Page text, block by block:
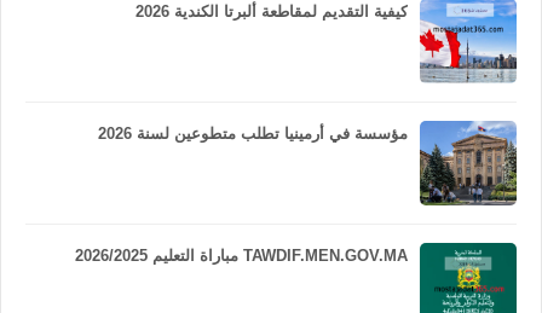
كيفية التقديم لمقاطعة ألبرتا الكندية 2026
مؤسسة في أرمينيا تطلب متطوعين لسنة 2026
TAWDIF.MEN.GOV.MA مباراة التعليم 2026/2025